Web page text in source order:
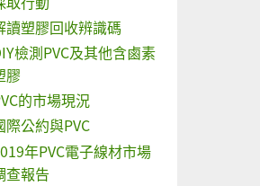
讀塑膠回收辨識碼
檢測PVC及其他含鹵素
膠
的市場現況
際公約與PVC
年PVC電子線材市場
查報告